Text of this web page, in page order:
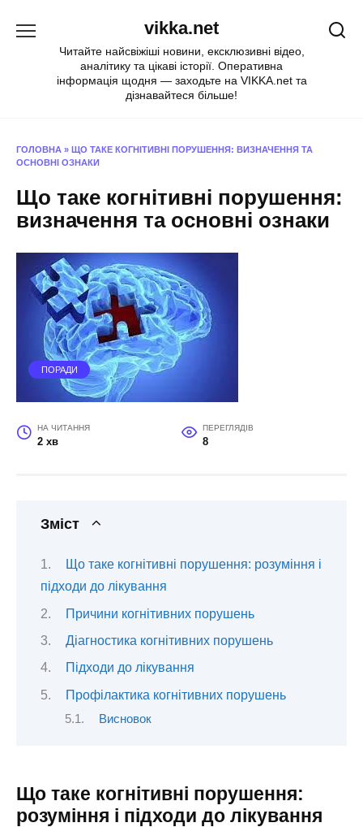
vikka.net
Читайте найсвіжіші новини, ексклюзивні відео,
аналітику та цікаві історії. Оперативна
інформація щодня — заходьте на VIKKA.net та
дізнавайтеся більше!
ГОЛОВНА » ЩО ТАКЕ КОГНІТИВНІ ПОРУШЕННЯ: ВИЗНАЧЕННЯ ТА
ОСНОВНІ ОЗНАКИ
Що таке когнітивні порушення:
визначення та основні ознаки
ПОРАДИ
НА ЧИТАННЯ
2 хв
ПЕРЕГЛЯДІВ
8
Зміст
Що таке когнітивні порушення: розуміння і
підходи до лікування
Причини когнітивних порушень
Діагностика когнітивних порушень
Підходи до лікування
Профілактика когнітивних порушень
Висновок
Що таке когнітивні порушення:
розуміння і підходи до лікування